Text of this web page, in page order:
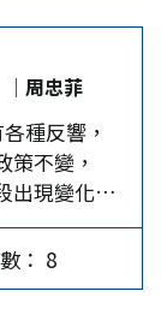
時，賴
「任何一
去一年在
眾的統獨
台灣缺乏自
提出，國安
簡報」，
凝聚朝野政
政滿意度
德5月初
，…明確
外敵對勢
中國政策，
政治實體面
力，戰略
戰略清晰必
│周忠菲
種反響，
不變，
出現變化。
，指出
月12日，
聯合聲
： 8